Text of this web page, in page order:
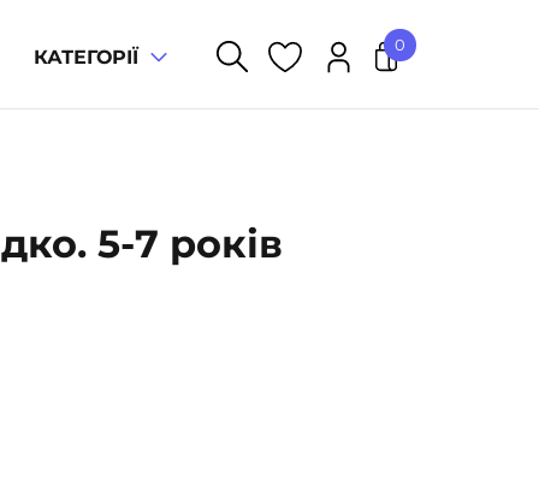
КАТЕГОРІЇ
0
У кошику немає товарів.
5-7 років